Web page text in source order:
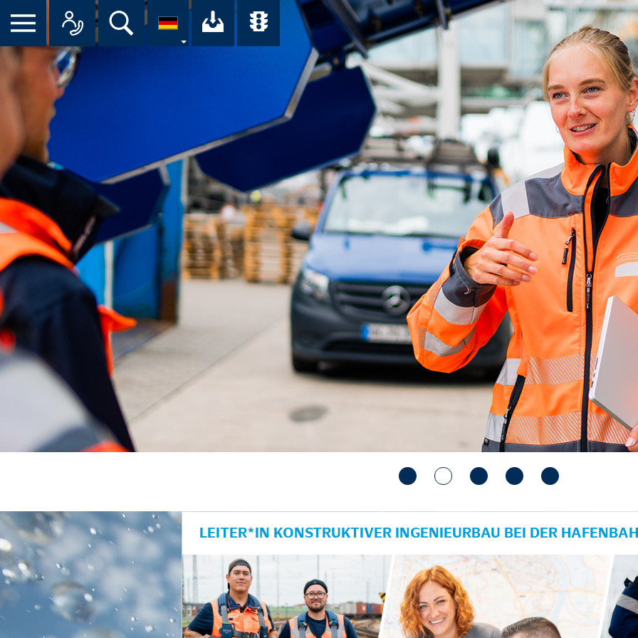
Suche Ihr Download-Center der HPA
Übersicht aller Verkehrsmeldungen im Hafen am
LEITER*IN KONSTRUKTIVER INGENIEURBAU BEI DER